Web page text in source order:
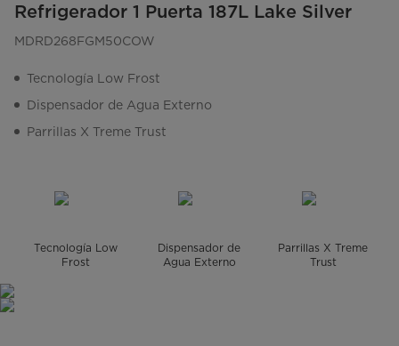
Refrigerador 1 Puerta 187L Lake Silver
MDRD268FGM50COW
Tecnología Low Frost
Dispensador de Agua Externo
Parrillas X Treme Trust
Tecnología Low
Frost
Dispensador de
Agua Externo
Parrillas X Treme
Trust